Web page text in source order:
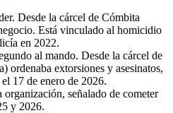
Desde la cárcel de Cómbita
Está vinculado al homicidio
en 2022.
al mando. Desde la cárcel de
ordenaba extorsiones y asesinatos,
17 de enero de 2026.
organización, señalado de cometer
y 2026.